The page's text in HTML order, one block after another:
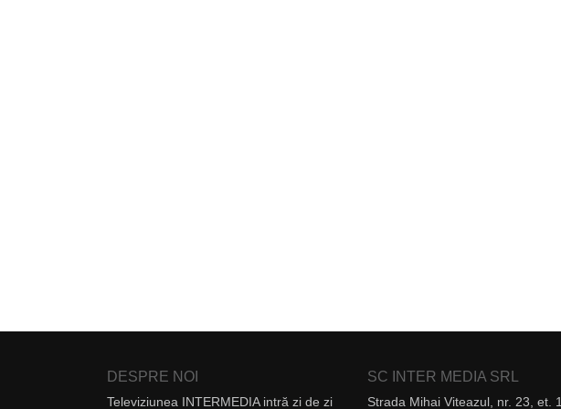
DESPRE NOI
Televiziunea INTERMEDIA intră zi de zi
SC INTER MEDIA SRL
Strada Mihai Viteazul, nr. 23, et. 1